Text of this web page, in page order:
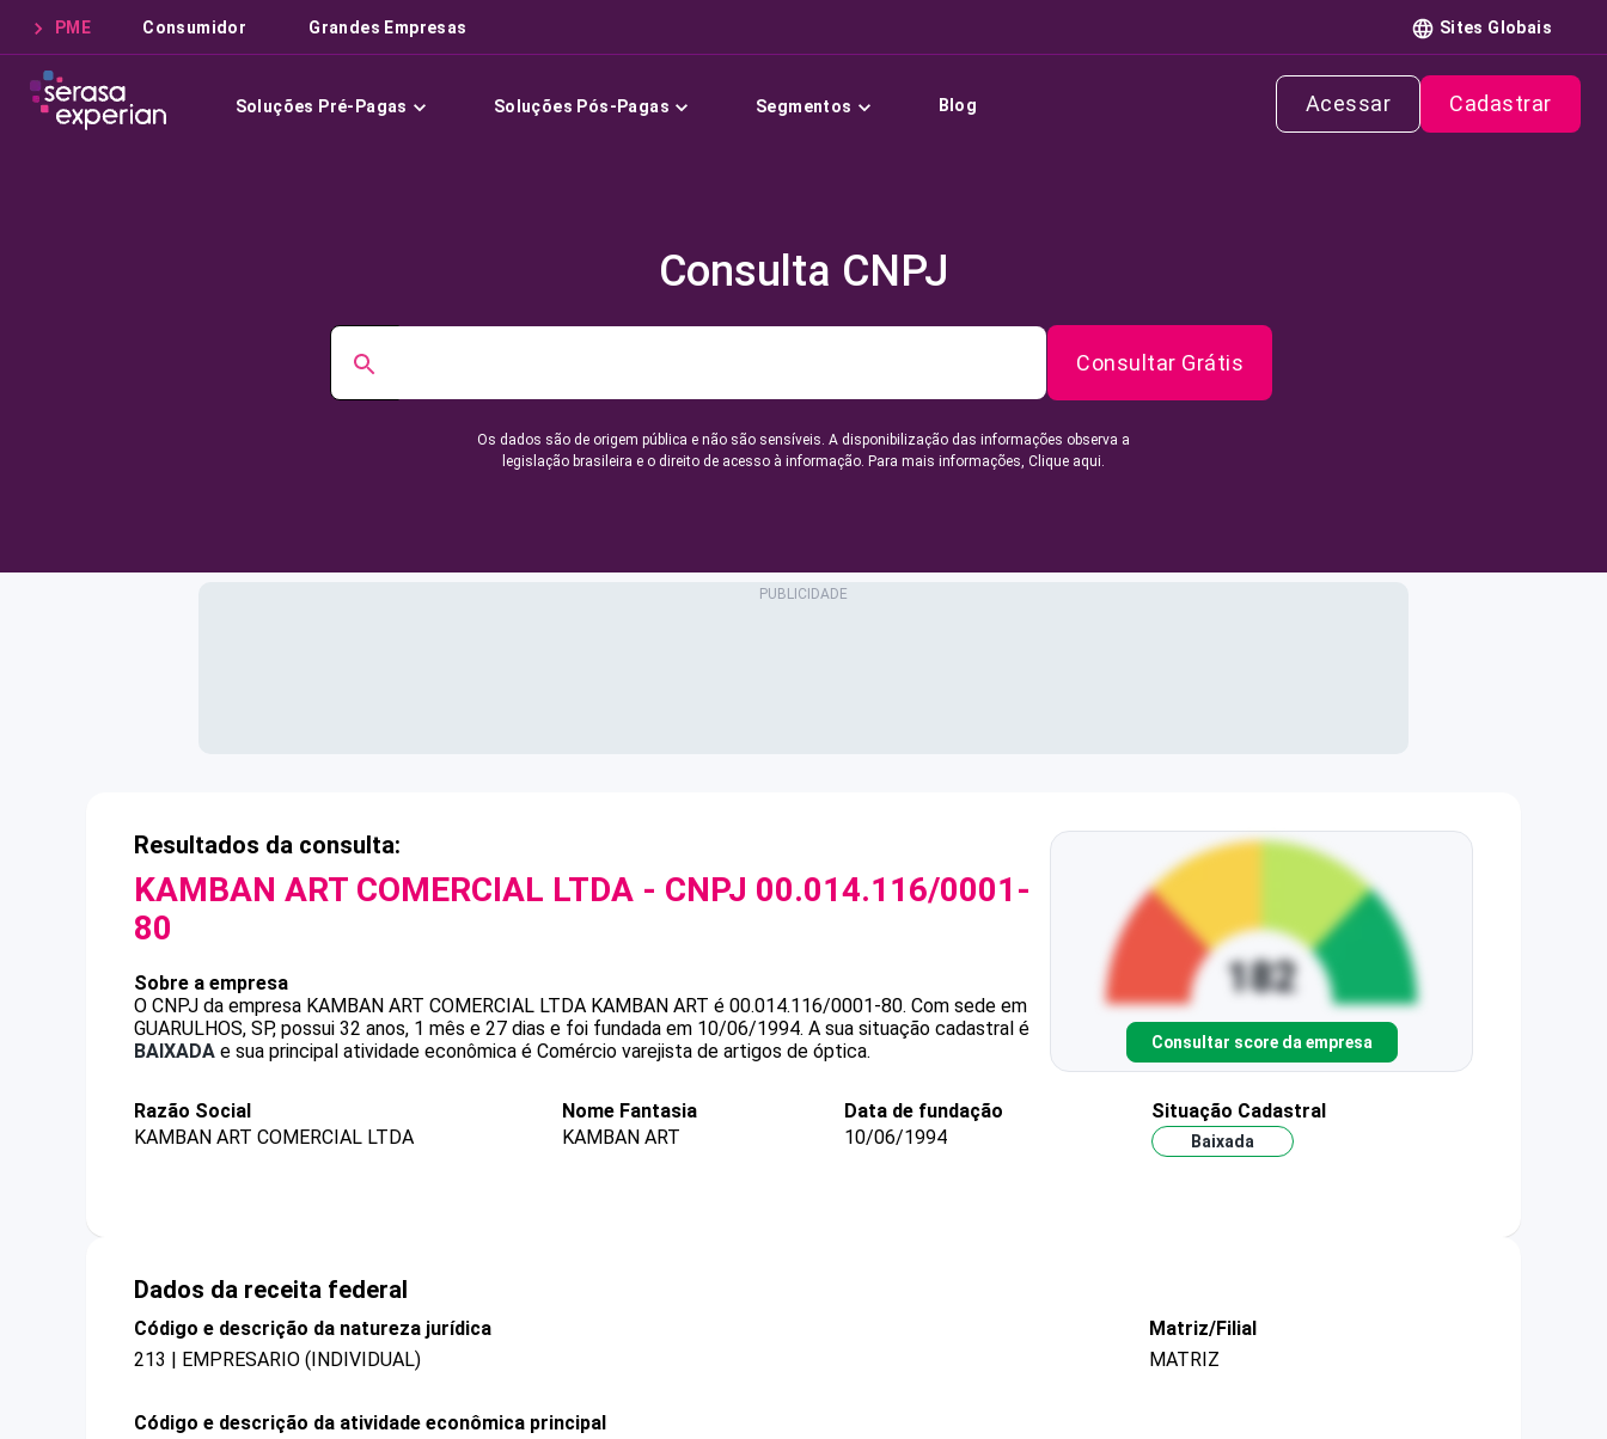
PME Consumidor Grandes Empresas Sites Globais
Soluções Pré-Pagas Soluções Pós-Pagas Segmentos Blog Acessar Cadastrar
Consulta CNPJ
Consultar Grátis
Os dados são de origem pública e não são sensíveis. A disponibilização das informações observa a
legislação brasileira e o direito de acesso à informação. Para mais informações, Clique aqui.
Resultados da consulta:
KAMBAN ART COMERCIAL LTDA - CNPJ 00.014.116/0001-
80
Sobre a empresa
O CNPJ da empresa KAMBAN ART COMERCIAL LTDA KAMBAN ART é 00.014.116/0001-80. Com sede em
GUARULHOS, SP, possui 32 anos, 1 mês e 27 dias e foi fundada em 10/06/1994. A sua situação cadastral é
BAIXADA e sua principal atividade econômica é Comércio varejista de artigos de óptica. Consultar score da empresa
Razão Social
KAMBAN ART COMERCIAL LTDA
Nome Fantasia
KAMBAN ART
Data de fundação
10/06/1994
Situação Cadastral
Baixada
Dados da receita federal
Código e descrição da natureza jurídica
213 | EMPRESARIO (INDIVIDUAL)
Matriz/Filial
MATRIZ
Código e descrição da atividade econômica principal